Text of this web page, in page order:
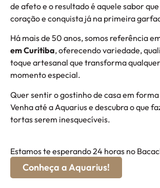
de afeto e o resultado é aquele sabor
coração e conquista já na primeira
Há mais de 50 anos, somos referência
em Curitiba, oferecendo variedade,
toque artesanal que transforma
momento especial.
Quer sentir o gostinho de casa em
Venha até a Aquarius e descubra o que
tortas serem inesquecíveis.
Estamos te esperando 24 horas no
Conheça a Aquarius!